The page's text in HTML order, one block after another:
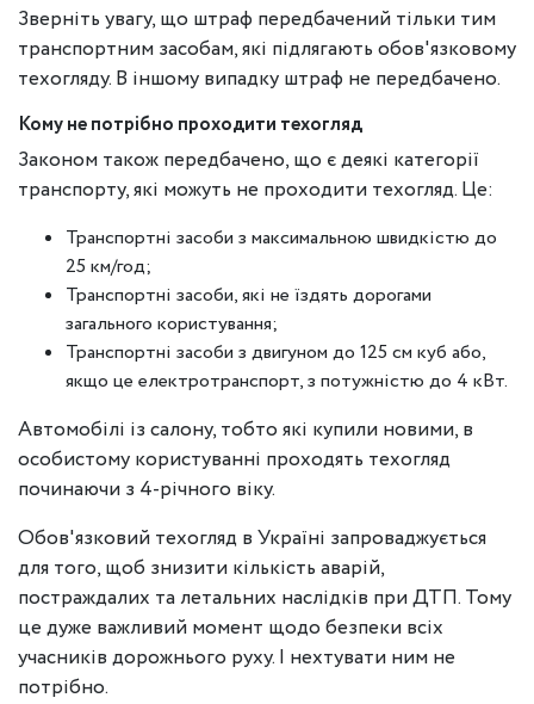
Зверніть увагу, що штраф передбачений тільки тим
транспортним засобам, які підлягають обов'язковому
техогляду. В іншому випадку штраф не передбачено.
Кому не потрібно проходити техогляд
Законом також передбачено, що є деякі категорії
транспорту, які можуть не проходити техогляд. Це:
Транспортні засоби з максимальною швидкістю до
25 км/год;
Транспортні засоби, які не їздять дорогами
загального користування;
Транспортні засоби з двигуном до 125 см куб або,
якщо це електротранспорт, з потужністю до 4 кВт.
Автомобілі із салону, тобто які купили новими, в
особистому користуванні проходять техогляд
починаючи з 4-річного віку.
Обов'язковий техогляд в Україні запроваджується
для того, щоб знизити кількість аварій,
постраждалих та летальних наслідків при ДТП. Тому
це дуже важливий момент щодо безпеки всіх
учасників дорожнього руху. І нехтувати ним не
потрібно.